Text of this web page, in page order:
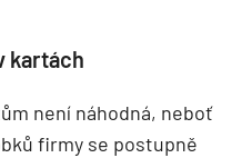
kartách
není náhodná, neboť
firmy se postupně